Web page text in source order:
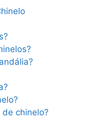
chinelo?